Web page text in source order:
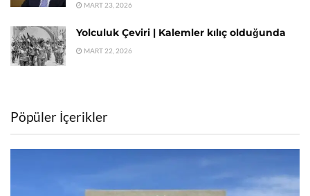
MART 23, 2026
Yolculuk Çeviri | Kalemler kılıç olduğunda
MART 22, 2026
Pöpüler İçerikler